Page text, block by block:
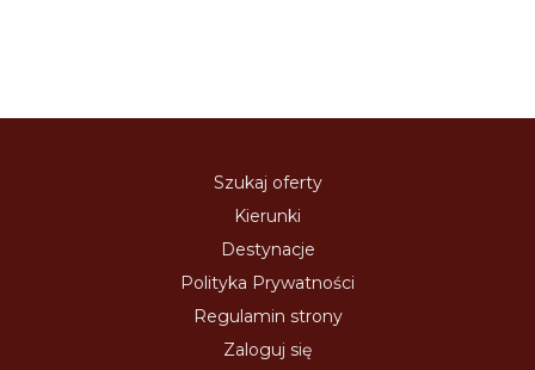
Szukaj oferty
Kierunki
Destynacje
Polityka Prywatności
Regulamin strony
Zaloguj się